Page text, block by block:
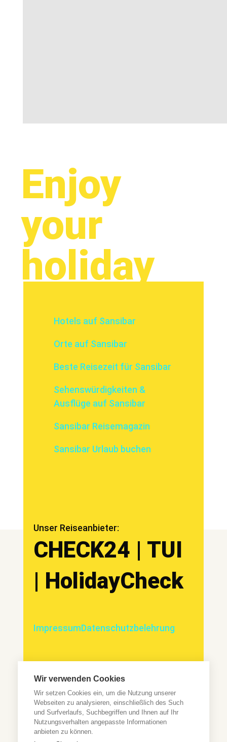
Enjoy
your
holiday
Hotels auf Sansibar
Orte auf Sansibar
Beste Reisezeit für Sansibar
Sehenswürdigkeiten &
Ausflüge auf Sansibar
Sansibar Reisemagazin
Sansibar Urlaub buchen
Unser Reiseanbieter:
CHECK24 | TUI
| HolidayCheck
ImpressumDatenschutzbelehrung
Nutzern hochwertige Inhalte kostenfrei zur Verfügung stellt.
Die Kosten für Recherche, Aufbereitung, Erstellung und
Vermarktung der Inhalte, sowie den damit verbundenen
Arbeiten, finanzieren wir zum Teil durch die Einarbeitung von
Affiliate Links. *Bei Kauf eines Produktes über einen Affiliate
Link erhalten wir als Amazon-Partner eine kleine Provision. Das
dabei wichtigste – für euch als Käufer ändert sich dadurch
Wir verwenden Cookies
Wir setzen Cookies ein, um die Nutzung unserer
Webseiten zu analysieren, einschließlich des Such
und Surfverlaufs, Suchbegriffen und Ihnen auf Ihr
Nutzungsverhalten angepasste Informationen
anbieten zu können.